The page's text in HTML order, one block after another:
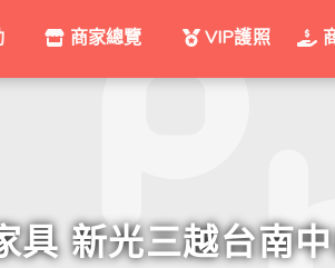
商家總覽 VIP護照
具 新光三越台南